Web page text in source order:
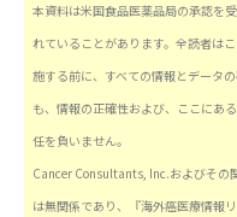
本資料は米国食品医薬品局の承認を
れていることがあります。全読者は
施する前に、すべての情報とデータ
も、情報の正確性および、ここにあ
任を負いません。
Cancer Consultants, Inc.およびその
は無関係であり、『海外癌医療情報